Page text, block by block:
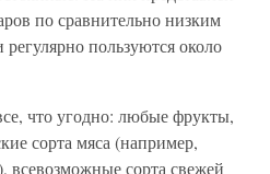
по сравнительно низким
пользуются около
что угодно: любые фрукты,
сорта мяса (например,
всевозможные сорта свежей